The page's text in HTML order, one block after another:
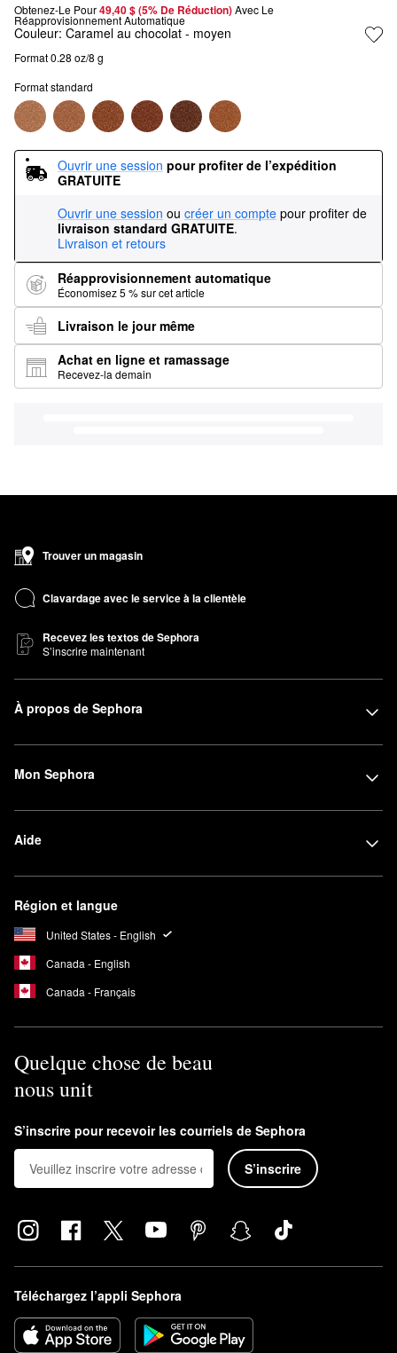
Obtenez-Le Pour49,40 $ (5% De Réduction) Avec Le
Réapprovisionnement Automatique
Couleur: Caramel au chocolat - moyen
Format 0.28 oz/8 g
Format standard
Ouvrir une session pour profiter de l’expédition
GRATUITE
Ouvrir une session ou créer un compte pour profiter de
livraison standard GRATUITE.
Livraison et retours
Réapprovisionnement automatique
Économisez 5 % sur cet article
Livraison le jour même
Achat en ligne et ramassage
Recevez-la demain
Trouver un magasin
Clavardage avec le service à la clientèle
Recevez les textos de Sephora
S’inscrire maintenant
À propos de Sephora
Mon Sephora
Aide
Région et langue
United States - English
Canada - English
Canada - Français
Quelque chose de beau
nous unit
S’inscrire pour recevoir les courriels de Sephora
S’inscrire
Téléchargez l’appli Sephora